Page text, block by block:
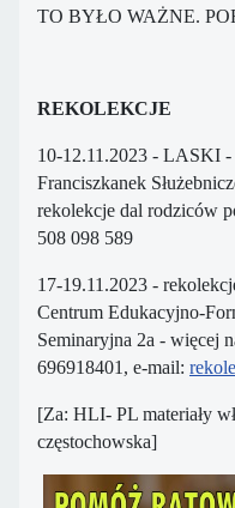
TO BYŁO WAŻNE.
REKOLEKCJE
10-12.11.2023 - LASKI
Franciszkanek
rekolekcje dal rodziców
508 098 589
17-19.11.2023 -
Centrum Edukacyjno-
Seminaryjna 2a - więcej
696918401, e-mail:
[Za: HLI- PL materiały
częstochowska]